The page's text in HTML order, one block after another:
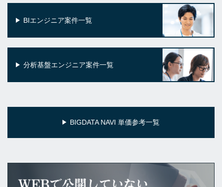
BIエンジニア案件一覧
分析基盤エンジニア案件一覧
BIGDATA NAVI 単価参考一覧